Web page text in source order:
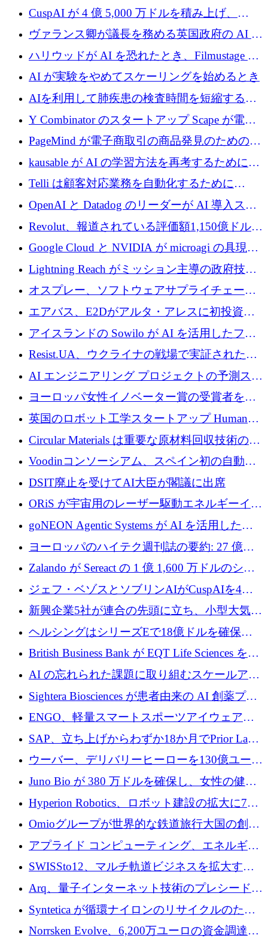
子力タービンが1500万ポンドの資金調達でス
テルスから浮上
CuspAI が 4 億 5,000 万ドルを積み上げ、
Resist.UA が 5,000 万ユーロの基金を立ち上
げ、DSIT が廃止される
ヴァランス卿が議長を務める英国政府の AI タ
スクフォースが発足
ハリウッドが AI を恐れたとき、Filmustage は
代わりにプリプロダクションに賭けました
AI が実験をやめてスケーリングを始めるとき
AIを利用して肺疾患の検査時間を短縮する英
国のヘルステック挑戦者が1900万ドルを獲得
Y Combinator のスタートアップ Scape が電子
メールを再考するために 320 万ドルを調達し
てステルスから浮上
PageMind が電子商取引の商品発見のための
AI を拡張するために 120 万ユーロを調達
kausable が AI の学習方法を再考するために
1,200 万ユーロを調達
Telli は顧客対応業務を自動化するために
1,500 万ドルのシードを確保
OpenAI と Datadog のリーダーが AI 導入スタ
ートアップ Arrakis を支援
Revolut、報道されている評価額1,150億ドルで
の新たな二次株式売却を確認
Google Cloud と NVIDIA が microagi の具現化
された AI の野望を推進
Lightning Reach がミッション主導の政府技術
グループとしてポートフォリオを拡大し ETG
に買収
オスプレー、ソフトウェアサプライチェーン
攻撃を阻止するために265万ドルを確保
エアバス、E2Dがアルタ・アレスに初投資、
欧州防衛技術ファンドに5億ユーロを拠出
アイスランドの Sowilo が AI を活用したファ
ッション製品インテリジェンス プラットフォ
ームを拡大するためにプレシードを調達
Resist.UA、ウクライナの戦場で実証された防
衛技術を拡大するために5,000万ユーロの欧州
基金を立ち上げる
AI エンジニアリング プロジェクトの予測スタ
ートアップ Cascade が a16z アクセラレータか
らの支援を獲得
ヨーロッパ女性イノベーター賞の受賞者を紹
介します
英国のロボット工学スタートアップ Humanoid
がシリーズ A 1 億 5,200 万ドルで評価額 13 億
5,000 万ドルに到達
Circular Materials は重要な原材料回収技術の拡
張に 1,180 万ユーロを確保
Voodinコンソーシアム、スペイン初の自動木
製ブレード工場の建設にEU補助金4,800万ユ
ーロを確保
DSIT廃止を受けてAI大臣が閣議に出席
ORiS が宇宙用のレーザー駆動エネルギーイン
フラの構築に 500 万ユーロを調達
goNEON Agentic Systems が AI を活用したイ
ンフラ計画を加速するために 16 万ユーロを確
ヨーロッパのハイテク週刊誌の要約: 27 億ユ
ーロを超える 60 以上のハイテク資金調達取引
Zalando が Sereact の 1 億 1,600 万ドルのシリ
ーズ B に参加し、AI を活用した倉庫自動化を
ジェフ・ベゾスとソブリンAIがCuspAIを4億
5,000万ドルの資金調達で支援
新興企業5社が連合の先頭に立ち、小型大気質
センサーをEUのクリーンエア政策の中心に据
ヘルシングはシリーズEで18億ドルを確保、
ウーバーはデリバリー・ヒーローを130億ユー
銀行を立ち上げる
British Business Bank が EQT Life Sciences を
2,500 万ユーロのコミットメントで支援
AI の忘れられた課題に取り組むスケールアッ
プを実現: カメラロール
Sightera Biosciences が患者由来の AI 創薬プラ
ットフォームを拡大するために 300 万ユーロ
のプレシードをクローズ
ENGO、軽量スマートスポーツアイウェアの
進歩のために510万ユーロを調達
SAP、立ち上げからわずか18か月でPrior Labs
を10億ユーロ以上の契約で買収
ウーバー、デリバリーヒーローを130億ユーロ
の契約で買収、99か国にまたがるプラットフ
ォームを構築
Juno Bio が 380 万ドルを確保し、女性の健康
専用の初のシーケンスラボを開設
Hyperion Robotics、ロボット建設の拡大に740
万ドルを確保
Omioグループが世界的な鉄道旅行大国の創設
を目指してRail Europeを買収
アプライド コンピューティング、エネルギー
向け基盤 AI の拡張に 2,000 万ドルを調達
SWISSto12、マルチ軌道ビジネスを拡大する
ためにシリーズCで7,000万ドルを調達
Arq、量子インターネット技術のプレシードと
して140万ドルを確保
Syntetica が循環ナイロンのリサイクルのため
にシリーズ A で 3,000 万ドルを調達
Norrsken Evolve、6,200万ユーロの資金調達